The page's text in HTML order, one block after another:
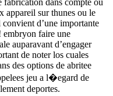
fabrication dans compte ou
appareil sur thunes ou le
d’une importante
embryon faire une
auparavant d’engager
de noter los cuales
des options de abritee
jeu a l�egard de
deportes.